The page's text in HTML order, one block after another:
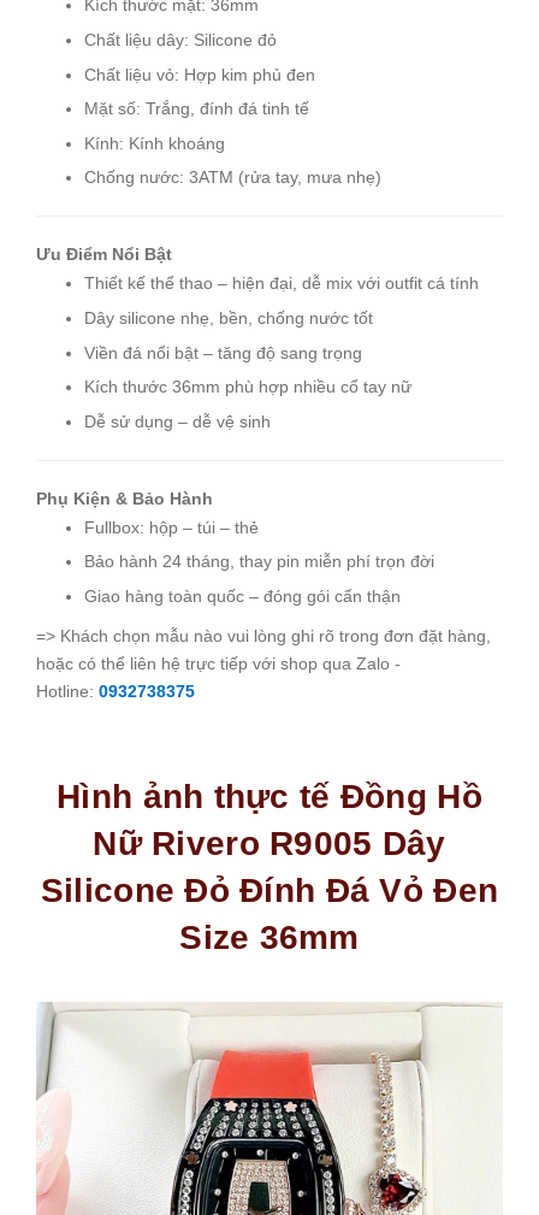
Kích thước mặt: 36mm
Chất liệu dây: Silicone đỏ
Chất liệu vỏ: Hợp kim phủ đen
Mặt số: Trắng, đính đá tinh tế
Kính: Kính khoáng
Chống nước: 3ATM (rửa tay, mưa nhẹ)
Ưu Điểm Nổi Bật
Thiết kế thể thao – hiện đại, dễ mix với outfit cá tính
Dây silicone nhẹ, bền, chống nước tốt
Viền đá nổi bật – tăng độ sang trọng
Kích thước 36mm phù hợp nhiều cổ tay nữ
Dễ sử dụng – dễ vệ sinh
Phụ Kiện & Bảo Hành
Fullbox: hộp – túi – thẻ
Bảo hành 24 tháng, thay pin miễn phí trọn đời
Giao hàng toàn quốc – đóng gói cẩn thận
=> Khách chọn mẫu nào vui lòng ghi rõ trong đơn đặt hàng,
hoặc có thể liên hệ trực tiếp với shop qua Zalo -
Hotline: 0932738375
Hình ảnh thực tế Đồng Hồ
Nữ Rivero R9005 Dây
Silicone Đỏ Đính Đá Vỏ Đen
Size 36mm